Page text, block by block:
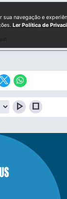
play_arrow stop
navegação e
Ler Política de